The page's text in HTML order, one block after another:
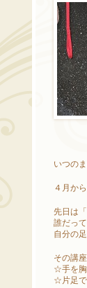
いつの
４月か
先日は
誰だっ
自分の
その講
☆手を胸
☆片足で